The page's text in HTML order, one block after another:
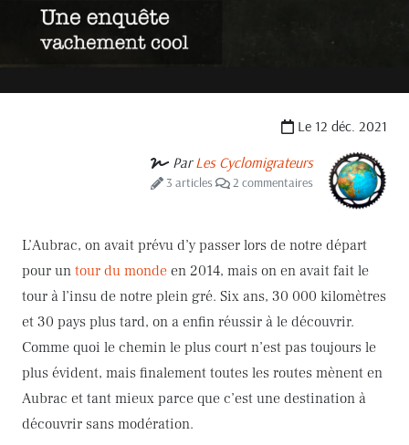
Le 12 déc. 2021
ParLes Cyclomigrateurs
3 articles 2 commentaires
L’Aubrac, on avait prévu d’y passer lors de notre départ
pour un tour du monde en 2014, mais on en avait fait le
tour à l’insu de notre plein gré. Six ans, 30 000 kilomètres
et 30 pays plus tard, on a enfin réussir à le découvrir.
Comme quoi le chemin le plus court n’est pas toujours le
plus évident, mais finalement toutes les routes mènent en
Aubrac et tant mieux parce que c’est une destination à
découvrir sans modération.